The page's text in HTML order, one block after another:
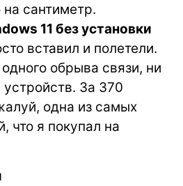
на сантиметр.
11 без установки
вставил и полетели.
обрыва связи, ни
устройств. За 370
одна из самых
что я покупал на